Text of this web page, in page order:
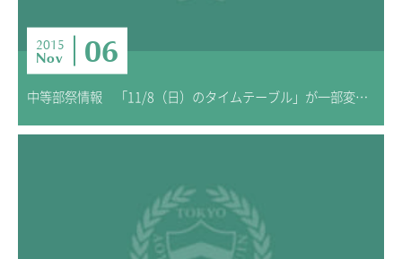
2015
Nov 06
中等部祭情報 「11/8（日）のタイムテーブル」が一部変更になりました